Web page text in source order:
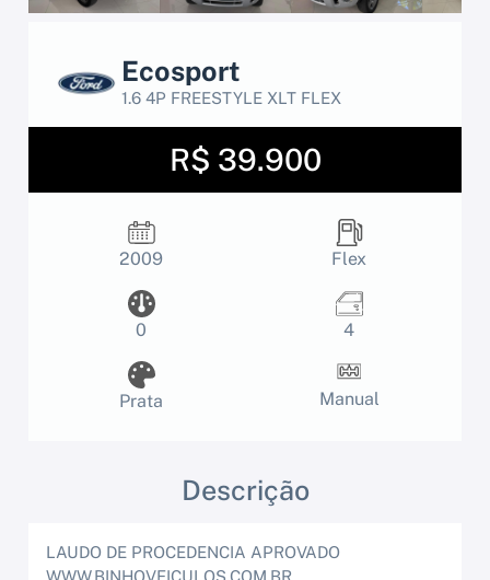
Ecosport
1.6 4P FREESTYLE XLT FLEX
R$ 39.900
2009 Flex
0 4
Prata Manual
Descrição
LAUDO DE PROCEDENCIA APROVADO